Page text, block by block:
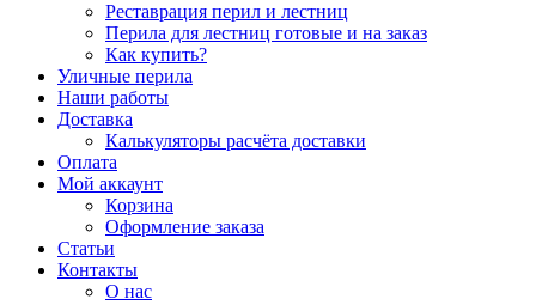
Реставрация перил и лестниц
Перила для лестниц готовые и на заказ
Как купить?
Уличные перила
Наши работы
Доставка
Калькуляторы расчёта доставки
Оплата
Мой аккаунт
Корзина
Оформление заказа
Статьи
Контакты
О нас